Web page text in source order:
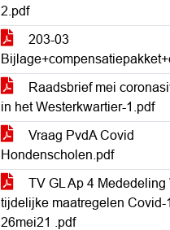
2.pdf
203-03
Raadsbrief mei
in het Westerkwartier-1.pdf
Vraag PvdA Covid
Hondenscholen.pdf
TV GL Ap 4 Mededeling
tijdelijke maatregelen Covid-
26mei21 .pdf